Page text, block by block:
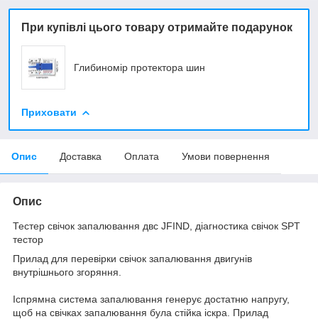
При купівлі цього товару отримайте подарунок
Глибиномір протектора шин
Приховати
Опис Доставка Оплата Умови повернення
Опис
Тестер свічок запалювання двс JFIND, діагностика свічок SPT
тестор
Прилад для перевірки свічок запалювання двигунів
внутрішнього згоряння.
Іспрямна система запалювання генерує достатню напругу,
щоб на свічках запалювання була стійка іскра. Прилад